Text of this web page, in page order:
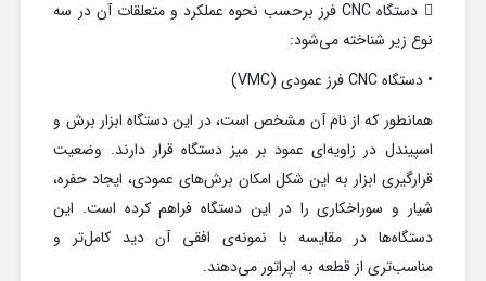
 دستگاه‌ CNC فرز برحسب نحوه عملکرد و متعلقات آن در سه
نوع زیر شناخته می‌شود:
• دستگاه CNC فرز عمودی (VMC)
همانطور که از نام آن مشخص است، در این دستگاه ابزار برش و
اسپیندل در زاویه‌ای عمود بر میز دستگاه قرار دارند. وضعیت
قرارگیری ابزار به این شکل امکان برش‌های عمودی، ایجاد حفره،
شیار و سوراخکاری را در این دستگاه فراهم کرده است. این
دستگاه‌ها در مقایسه با نمونه‌ی افقی آن دید کامل‌تر و
مناسب‌تری از قطعه به اپراتور می‌دهند.